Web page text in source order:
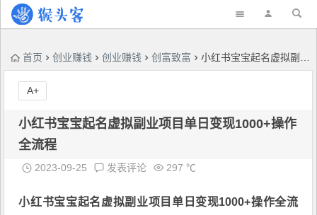
首页 创业赚钱 创业赚钱 创富致富 小红书宝宝起名虚拟副业项目单日变现1000+操作全流程
小红书宝宝起名虚拟副业项目单日变现1000+操作
全流程
2023-09-25 发表评论 297 ℃
小红书宝宝起名虚拟副业项目单日变现1000+操作全流
A+